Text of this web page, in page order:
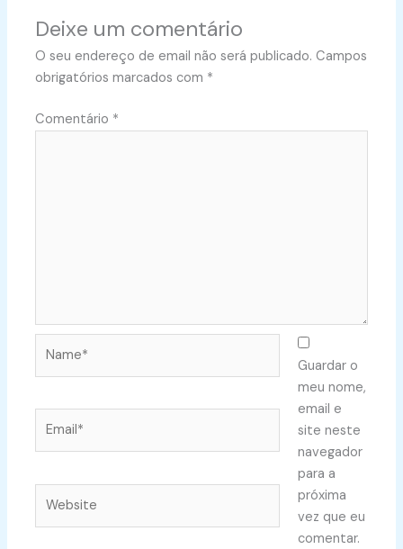
Deixe um comentário
O seu endereço de email não será publicado. Campos
obrigatórios marcados com *
Comentário *
Guardar o
meu nome,
email e
site neste
navegador
para a
próxima
vez que eu
comentar.